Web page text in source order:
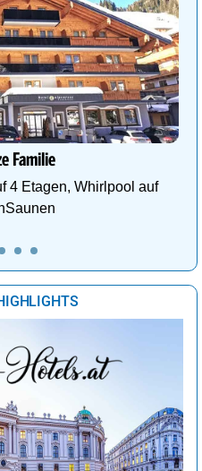
Familie
4 Etagen, Whirlpool auf